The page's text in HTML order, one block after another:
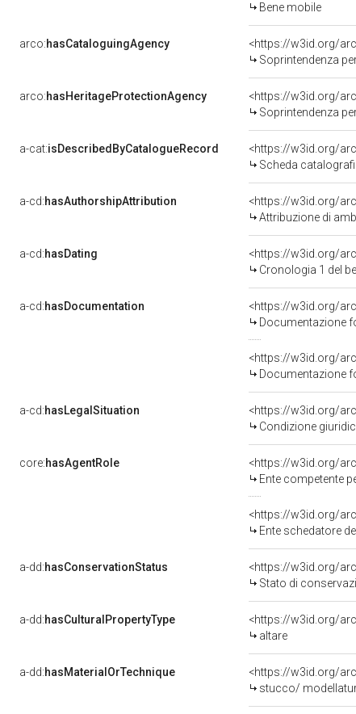
Bene mobile
arco:hasCataloguingAgency
<https://w3id.org/
Soprintendenza
arco:hasHeritageProtectionAgency
<https://w3id.org/
Soprintendenza
a-cat:isDescribedByCatalogueRecord
<https://w3id.org/
Scheda
a-cd:hasAuthorshipAttribution
<https://w3id.org/
Attribuzione di
a-cd:hasDating
<https://w3id.org/
Cronologia 1 del
a-cd:hasDocumentation
<https://w3id.org/
Documentazione
<https://w3id.org/
Documentazione
a-cd:hasLegalSituation
<https://w3id.org/
Condizione
core:hasAgentRole
<https://w3id.org/
Ente competente
<https://w3id.org/
Ente schedatore
a-dd:hasConservationStatus
<https://w3id.org/
Stato di
a-dd:hasCulturalPropertyType
<https://w3id.org/
altare
a-dd:hasMaterialOrTechnique
<https://w3id.org/
stucco/